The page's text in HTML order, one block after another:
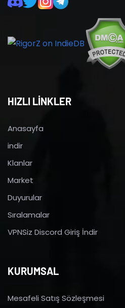
HIZLI LİNKLER
Anasayfa
indir
Klanlar
Market
Duyurular
Sıralamalar
VPNSiz Discord Giriş İndir
KURUMSAL
Mesafeli Satış Sözleşmesi